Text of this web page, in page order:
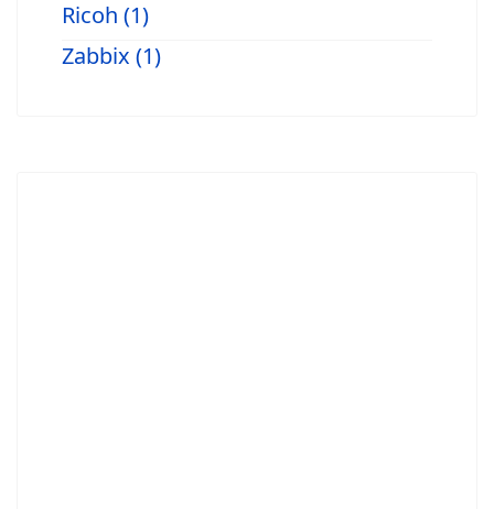
Ricoh (1)
Zabbix (1)